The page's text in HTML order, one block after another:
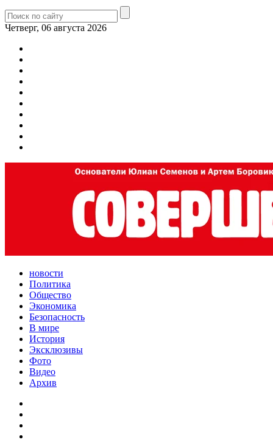
Четверг, 06 августа 2026
новости
Политика
Общество
Экономика
Безопасность
В мире
История
Эксклюзивы
Фото
Видео
Архив